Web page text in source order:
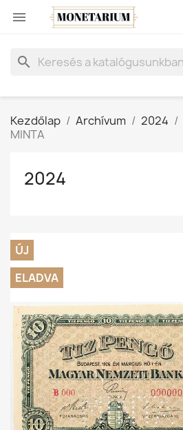

search
Kezdőlap Archívum 2024
MINTA
2024
ÚJ
ELADVA